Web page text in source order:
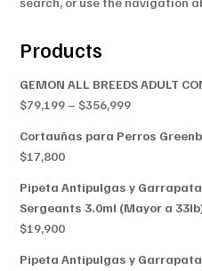
Products
GEMON ALL BREEDS ADULT
$79,199 – $356,999Price
$79,199
$356,999
Cortauñas para Perros
$17,800
Pipeta Antipulgas y
Sergeants 3.0ml (Mayor a
$19,900
Pipeta Antipulgas y